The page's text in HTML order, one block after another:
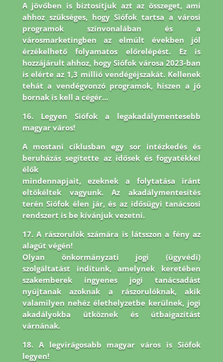
A jövőben is biztosítjuk azt az összeget, ami
ahhoz szükséges, hogy Siófok tartsa a városi
programok színvonalában és a
városmarketingben az elmúlt években jól
érzékelhető folyamatos előrelépést. Ez is
hozzájárult ahhoz, hogy Siófok városa 2023-ban
is elérte az 1,3 millió vendégéjszakát. Kellenek
tehát a vendégvonzó programok, hiszen a jó
bornak is kell a cégér…
16. Legyen Siófok a legakadálymentesebb
magyar város!
A mostani ciklusban egy sor intézkedés és
beruházás segítette az idősek és fogyatékkel
élők
mindennapjait, ezeknek a folytatása iránt
eltökéltek vagyunk. Az akadálymentesítés
terén Siófok élen jár,és az idősügyi tanácsosi
rendszert is be kívánjuk vezetni.
17. A rászorulók számára is látsszon a fény az
alagút végén!
Olyan önkormányzati jogi (ügyvédi)
szolgáltatást indítunk, amelynek keretében
szakemberek ingyenes jogi tanácsadást
nyújtanak azoknak a rászorulóknak, akik
valamilyen nehéz élethelyzetbe kerülnek, jogi
akadályokba ütköznek és útbaigazítást
várnának.
18. A legvirágosabb magyar város is Siófok
legyen!